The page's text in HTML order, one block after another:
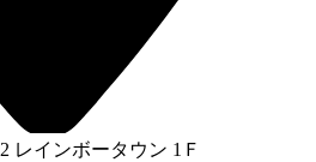
レインボータウン 1Ｆ